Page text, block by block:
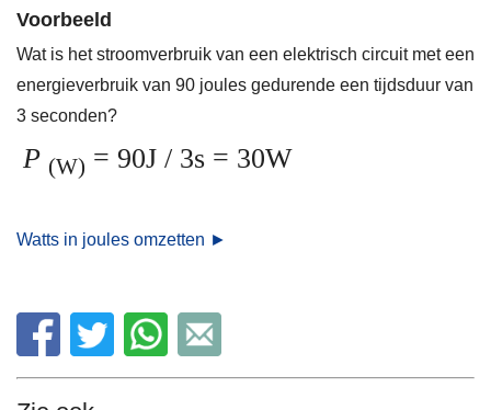
Voorbeeld
Wat is het stroomverbruik van een elektrisch circuit met een
energieverbruik van 90 joules gedurende een tijdsduur van
3 seconden?
P (W) = 90J / 3s = 30W
Watts in joules omzetten ►